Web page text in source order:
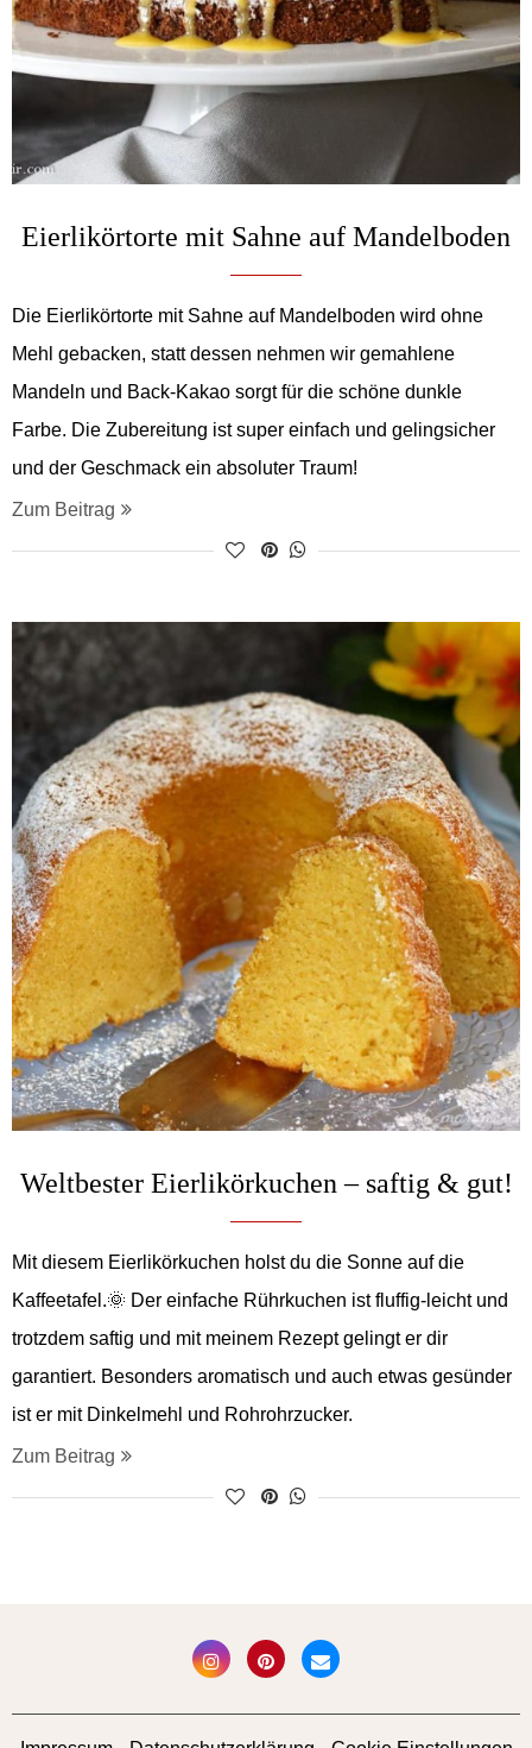
Eierlikörtorte mit Sahne auf Mandelboden
Die Eierlikörtorte mit Sahne auf Mandelboden wird ohne
Mehl gebacken, statt dessen nehmen wir gemahlene
Mandeln und Back-Kakao sorgt für die schöne dunkle
Farbe. Die Zubereitung ist super einfach und gelingsicher
und der Geschmack ein absoluter Traum!
Zum Beitrag
Weltbester Eierlikörkuchen – saftig & gut!
Mit diesem Eierlikörkuchen holst du die Sonne auf die
Kaffeetafel.🌞 Der einfache Rührkuchen ist fluffig-leicht und
trotzdem saftig und mit meinem Rezept gelingt er dir
garantiert. Besonders aromatisch und auch etwas gesünder
ist er mit Dinkelmehl und Rohrohrzucker.
Zum Beitrag